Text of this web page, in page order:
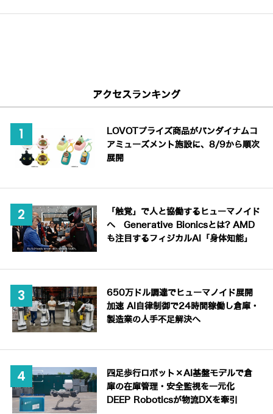
アクセスランキング
LOVOTプライズ商品がバンダイナムコ
アミューズメント施設に、8/9から順次
展開
「触覚」で人と協働するヒューマノイド
へ Generative Bionicsとは? AMD
も注目するフィジカルAI「身体知能」
650万ドル調達でヒューマノイド展開
加速 AI自律制御で24時間稼働し倉庫・
製造業の人手不足解決へ
四足歩行ロボット×AI基盤モデルで倉
庫の在庫管理・安全監視を一元化
DEEP Roboticsが物流DXを牽引